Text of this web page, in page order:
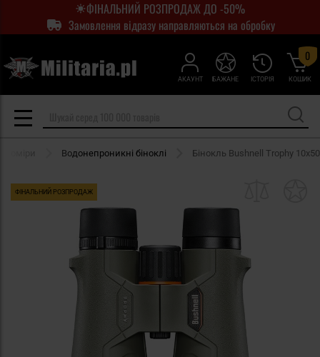
ФІНАЛЬНИЙ РОЗПРОДАЖ ДО -50%
Замовлення відразу направляються на обробку
АКАУНТ ІСТОРІЯ
БАЖАНЕ КОШИК
0
Водонепроникні біноклі Бінокль Bushnell Trophy 10x50
ФІНАЛЬНИЙ РОЗПРОДАЖ